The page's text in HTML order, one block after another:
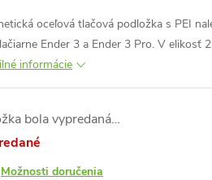
oceľová tlačová podložka s PEI
Ender 3 a Ender 3 Pro. V elikosť
informácie
bola vypredaná…
Možnosti doručenia